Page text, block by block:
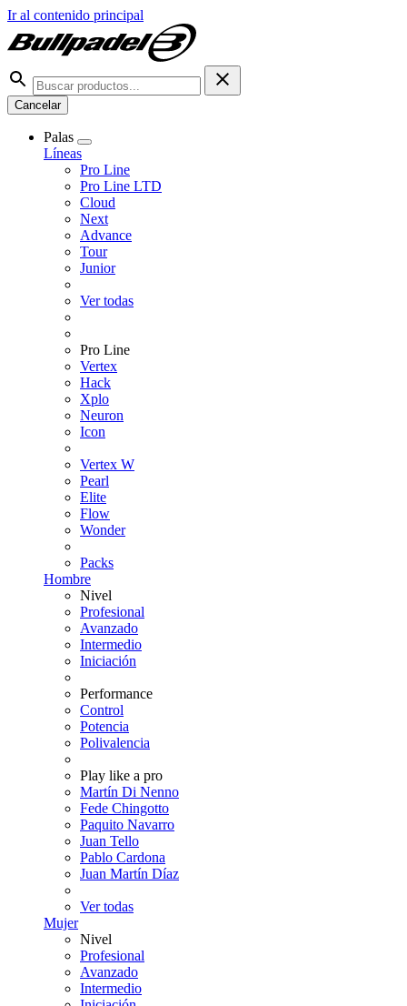
Ir al contenido principal
Cancelar
Palas
Líneas
Pro Line
Pro Line LTD
Cloud
Next
Advance
Tour
Junior
Ver todas
Pro Line
Vertex
Hack
Xplo
Neuron
Icon
Vertex W
Pearl
Elite
Flow
Wonder
Packs
Hombre
Nivel
Profesional
Avanzado
Intermedio
Iniciación
Performance
Control
Potencia
Polivalencia
Play like a pro
Martín Di Nenno
Fede Chingotto
Paquito Navarro
Juan Tello
Pablo Cardona
Juan Martín Díaz
Ver todas
Mujer
Nivel
Profesional
Avanzado
Intermedio